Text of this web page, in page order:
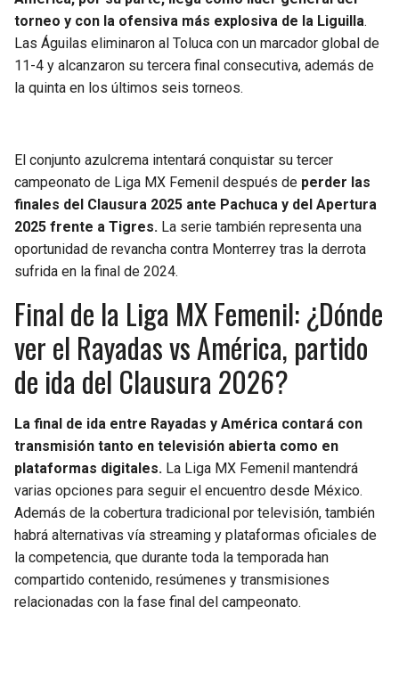
torneo y con la ofensiva más explosiva de la Liguilla.
Las Águilas eliminaron al Toluca con un marcador global de
11-4 y alcanzaron su tercera final consecutiva, además de
la quinta en los últimos seis torneos.
El conjunto azulcrema intentará conquistar su tercer
campeonato de Liga MX Femenil después de perder las
finales del Clausura 2025 ante Pachuca y del Apertura
2025 frente a Tigres. La serie también representa una
oportunidad de revancha contra Monterrey tras la derrota
sufrida en la final de 2024.
Final de la Liga MX Femenil: ¿Dónde
ver el Rayadas vs América, partido
de ida del Clausura 2026?
La final de ida entre Rayadas y América contará con
transmisión tanto en televisión abierta como en
plataformas digitales. La Liga MX Femenil mantendrá
varias opciones para seguir el encuentro desde México.
Además de la cobertura tradicional por televisión, también
habrá alternativas vía streaming y plataformas oficiales de
la competencia, que durante toda la temporada han
compartido contenido, resúmenes y transmisiones
relacionadas con la fase final del campeonato.